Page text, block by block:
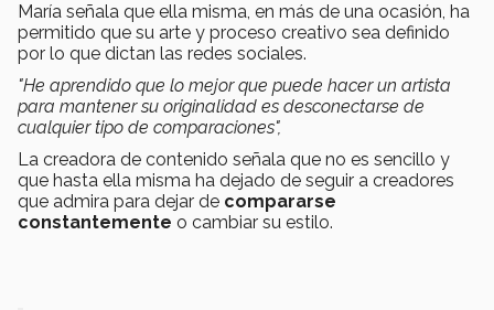
María señala que ella misma, en más de una ocasión, ha
permitido que su arte y proceso creativo sea definido
por lo que dictan las redes sociales.
"He aprendido que lo mejor que puede hacer un artista
para mantener su originalidad es desconectarse de
cualquier tipo de comparaciones",
La creadora de contenido señala que no es sencillo y
que hasta ella misma ha dejado de seguir a creadores
que admira para dejar de compararse
constantemente o cambiar su estilo.